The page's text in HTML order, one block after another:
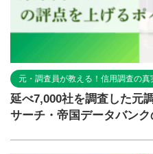
元・調査員が教える！信用調査の真
延べ7,000社を調査した元
サーチ・帝国データバン